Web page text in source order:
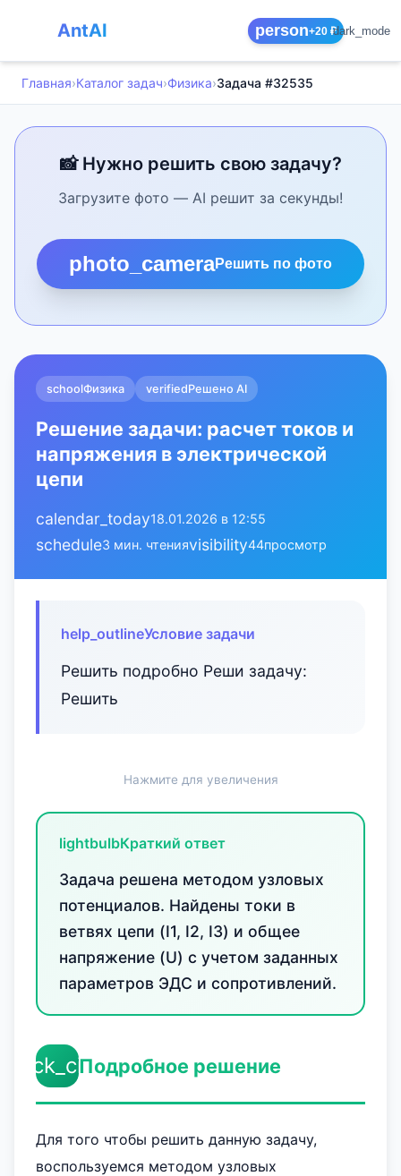
AntAI person+20 ₽dark_mode
Главная›Каталог задач›Физика›Задача #32535
📸 Нужно решить свою задачу?
Загрузите фото — AI решит за секунды!
photo_cameraРешить по фото
schoolФизика verifiedРешено AI
Решение задачи: расчет токов и
напряжения в электрической
цепи
calendar_today18.01.2026 в 12:55
schedule3 мин. чтенияvisibility44просмотр
help_outlineУсловие задачи
Решить подробно Реши задачу:
Решить
Нажмите для увеличения
lightbulbКраткий ответ
Задача решена методом узловых
потенциалов. Найдены токи в
ветвях цепи (I1, I2, I3) и общее
напряжение (U) с учетом заданных
параметров ЭДС и сопротивлений.
Подробное решение
Для того чтобы решить данную задачу,
воспользуемся методом узловых